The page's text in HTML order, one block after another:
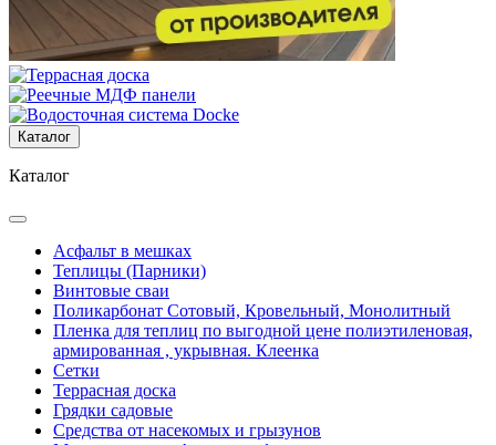
Каталог
Каталог
Асфальт в мешках
Теплицы (Парники)
Винтовые сваи
Поликарбонат Сотовый, Кровельный, Монолитный
Пленка для теплиц по выгодной цене полиэтиленовая,
армированная , укрывная. Клеенка
Сетки
Террасная доска
Грядки садовые
Средства от насекомых и грызунов